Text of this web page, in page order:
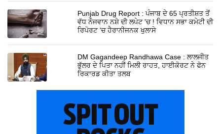
Punjab Drug Report : ਪੰਜਾਬ ਦੇ 65 ਪ੍ਰਤੀਸ਼ਤ ਤੋਂ
ਵੱਧ ਨੌਜਵਾਨ ਨਸ਼ੇ ਦੀ ਲਪੇਟ 'ਚ ! ਵਿਧਾਨ ਸਭਾ ਕਮੇਟੀ ਦੀ
ਰਿਪੋਰਟ 'ਚ ਹੈਰਾਨੀਜਨਕ ਖੁਲਾਸੇ
DM Gagandeep Randhawa Case : ਲਾਲਜੀਤ
ਭੁੱਲਰ ਦੇ ਪਿਤਾ ਨਹੀਂ ਮਿਲੀ ਰਾਹਤ, ਹਾਈਕੋਰਟ ਨੇ ਫੋਨ
ਰਿਕਾਰਡ ਕੀਤਾ ਤਲਬ